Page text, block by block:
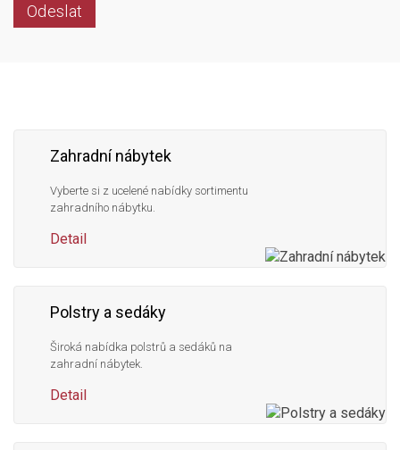
Odeslat
Zahradní nábytek
Vyberte si z ucelené nabídky sortimentu
zahradního nábytku.
Detail
Polstry a sedáky
Široká nabídka polstrů a sedáků na
zahradní nábytek.
Detail